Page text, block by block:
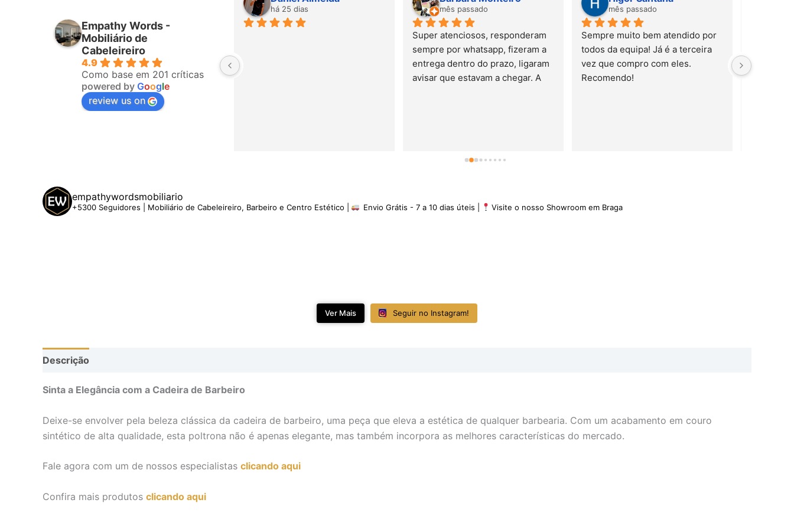
Empathy Words -
Mobiliário de
Cabeleireiro
4.9
Como base em 201 críticas
powered by Google
review us on
Perfeito ♥️♥️♥️♥️
há 25 dias mês passado
Super atenciosos, responderam
sempre por whatsapp, fizeram a
entrega dentro do prazo, ligaram
avisar que estavam a chegar. A
mês passado
Sempre muito bem atendido por
todos da equipa! Já é a terceira
vez que compro com eles.
Recomendo!
empathywordsmobiliario
+5300 Seguidores | Mobiliário de Cabeleireiro, Barbeiro e Centro Estético | Envio Grátis - 7 a 10 dias úteis | Visite o nosso Showroom em Braga
Ver Mais Seguir no Instagram!
Descrição
Sinta a Elegância com a Cadeira de Barbeiro
Deixe-se envolver pela beleza clássica da cadeira de barbeiro, uma peça que eleva a estética de qualquer barbearia. Com um acabamento em couro
sintético de alta qualidade, esta poltrona não é apenas elegante, mas também incorpora as melhores características do mercado.
Fale agora com um de nossos especialistas clicando aqui
Confira mais produtos clicando aqui